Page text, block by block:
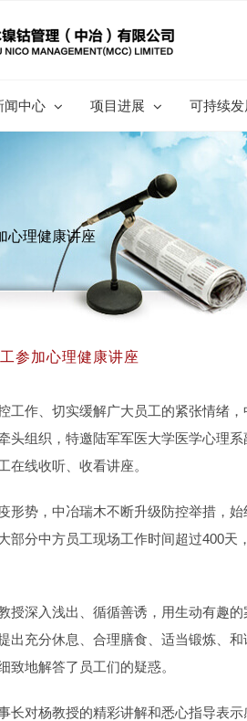
闻中心 项目进展 可持续发
心理健康讲座
参加心理健康讲座
工作、切实缓解广大员工的紧张情绪
头组织，特邀陆军军医大学医学心理
在线收听、收看讲座。
形势，中冶瑞木不断升级防控举措，
部分中方员工现场工作时间超过400
授深入浅出、循循善诱，用生动有趣
出充分休息、合理膳食、适当锻炼、
致地解答了员工们的疑惑。
长对杨教授的精彩讲解和悉心指导表